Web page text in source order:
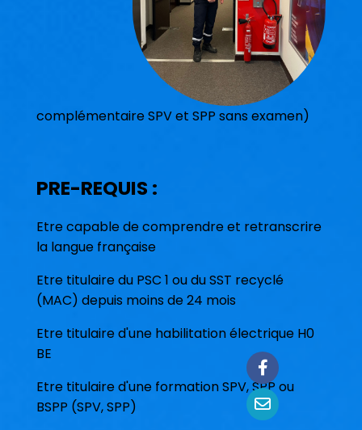
complémentaire SPV et SPP sans examen)
PRE-REQUIS :
Etre capable de comprendre et retranscrire
la langue française
Etre titulaire du PSC 1 ou du SST recyclé
(MAC) depuis moins de 24 mois
Etre titulaire d'une habilitation électrique H0
BE
Etre titulaire d'une formation SPV, SPP ou
BSPP (SPV, SPP)